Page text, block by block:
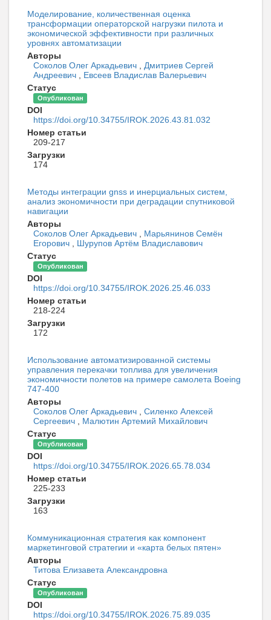
Моделирование, количественная оценка
трансформации операторской нагрузки пилота и
экономической эффективности при различных
уровнях автоматизации
Авторы
Соколов Олег Аркадьевич
Дмитриев Сергей
Андреевич
Евсеев Владислав Валерьевич
Статус
Опубликован
DOI
https://doi.org/10.34755/IROK.2026.43.81.032
Номер статьи
209-217
Загрузки
174
Методы интеграции gnss и инерциальных систем,
анализ экономичности при деградации спутниковой
навигации
Авторы
Соколов Олег Аркадьевич
Марьянинов Семён
Егорович
Шурупов Артём Владиславович
Статус
Опубликован
DOI
https://doi.org/10.34755/IROK.2026.25.46.033
Номер статьи
218-224
Загрузки
172
Использование автоматизированной системы
управления перекачки топлива для увеличения
экономичности полетов на примере самолета Boeing
747-400
Авторы
Соколов Олег Аркадьевич
Силенко Алексей
Сергеевич
Малютин Артемий Михайлович
Статус
Опубликован
DOI
https://doi.org/10.34755/IROK.2026.65.78.034
Номер статьи
225-233
Загрузки
163
Коммуникационная стратегия как компонент
маркетинговой стратегии и «карта белых пятен»
Авторы
Титова Елизавета Александровна
Статус
Опубликован
DOI
https://doi.org/10.34755/IROK.2026.75.89.035